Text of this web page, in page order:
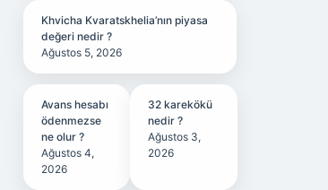
Khvicha Kvaratskhelia’nın piyasa
değeri nedir ?
Ağustos 5, 2026
Avans hesabı
ödenmezse
ne olur ?
Ağustos 4,
2026
32 karekökü
nedir ?
Ağustos 3,
2026